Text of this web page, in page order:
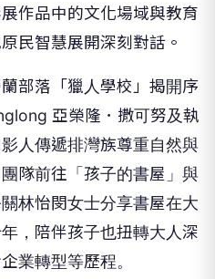
作品中的文化場域與教育
民智慧展開深刻對話。
部落「獵人學校」揭開序
亞榮隆．撒可努及執
人傳遞排灣族尊重自然與
隊前往「孩子的書屋」與
林怡閔女士分享書屋在大
，陪伴孩子也扭轉大人深
業轉型等歷程。